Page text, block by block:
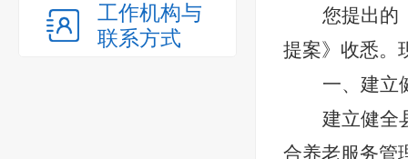
工作机构与
联系方式
您提出的
提案》收悉。
一、建立
建立健全
合养老服务管